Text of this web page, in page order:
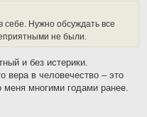
себе. Нужно обсуждать все
не были.
и без истерики.
вера в человечество – это
меня многими годами ранее.